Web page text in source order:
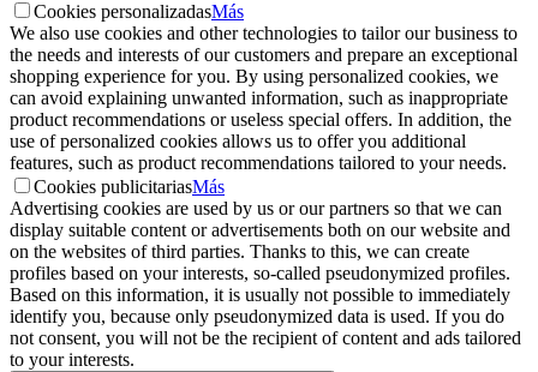
Cookies personalizadasMás
We also use cookies and other technologies to tailor our business to
the needs and interests of our customers and prepare an exceptional
shopping experience for you. By using personalized cookies, we
can avoid explaining unwanted information, such as inappropriate
product recommendations or useless special offers. In addition, the
use of personalized cookies allows us to offer you additional
features, such as product recommendations tailored to your needs.
Cookies publicitariasMás
Advertising cookies are used by us or our partners so that we can
display suitable content or advertisements both on our website and
on the websites of third parties. Thanks to this, we can create
profiles based on your interests, so-called pseudonymized profiles.
Based on this information, it is usually not possible to immediately
identify you, because only pseudonymized data is used. If you do
not consent, you will not be the recipient of content and ads tailored
to your interests.